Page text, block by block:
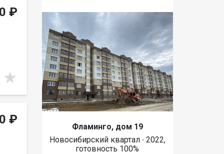
₽
₽
Фламинго, дом 19
Новосибирский квартал ∙ 2022,
готовность 100%